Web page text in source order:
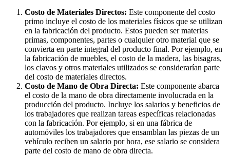
Costo de Materiales Directos: Este componente del costo
primo incluye el costo de los materiales físicos que se utilizan
en la fabricación del producto. Estos pueden ser materias
primas, componentes, partes o cualquier otro material que se
convierta en parte integral del producto final. Por ejemplo, en
la fabricación de muebles, el costo de la madera, las bisagras,
los clavos y otros materiales utilizados se considerarían parte
del costo de materiales directos.
Costo de Mano de Obra Directa: Este componente abarca
el costo de la mano de obra directamente involucrada en la
producción del producto. Incluye los salarios y beneficios de
los trabajadores que realizan tareas específicas relacionadas
con la fabricación. Por ejemplo, si en una fábrica de
automóviles los trabajadores que ensamblan las piezas de un
vehículo reciben un salario por hora, ese salario se considera
parte del costo de mano de obra directa.